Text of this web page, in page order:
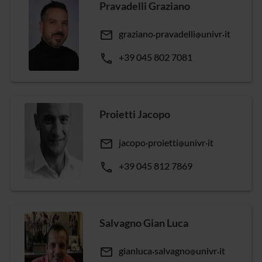
Pravadelli Graziano
email graziano pravadelli univr it
phone +39 045 802 7081
Proietti Jacopo
email jacopo proietti univr it
phone +39 045 812 7869
Salvagno Gian Luca
email gianluca salvagno univr it